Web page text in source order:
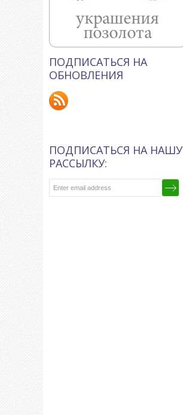
ПОДПИСАТЬСЯ НА
ОБНОВЛЕНИЯ
ПОДПИСАТЬСЯ НА НАШУ
РАССЫЛКУ: